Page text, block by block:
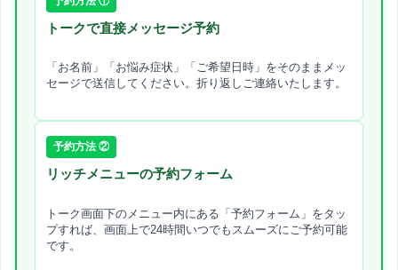
トークで直接メッセージ予約
「お名前」「お悩み症状」「ご希望日時」をそのままメッ
セージで送信してください。折り返しご連絡いたします。
予約方法 ②
リッチメニューの予約フォーム
トーク画面下のメニュー内にある「予約フォーム」をタッ
プすれば、画面上で24時間いつでもスムーズにご予約可能
です。